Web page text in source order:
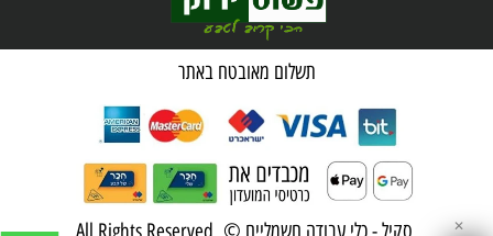
תשלום מאובטח באתר
סקיל - כלי עבודה חשמליים © All Rights Reserved ✕